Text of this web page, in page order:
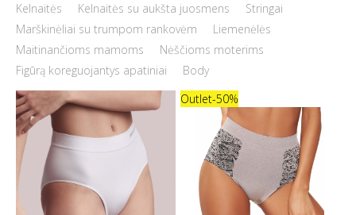
Kelnaitės
Kelnaitės su aukšta juosmens
Stringai
Marškinėliai su trumpom rankovėm
Liemenėlės
Maitinančioms mamoms
Nėščioms moterims
Figūrą koreguojantys apatiniai
Body
Outlet-50%